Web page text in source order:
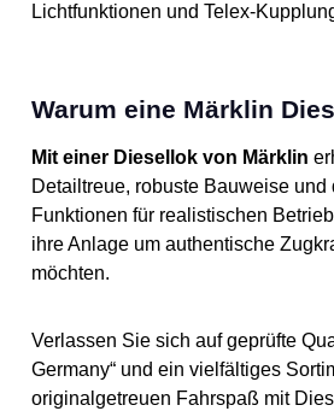
Lichtfunktionen und Telex-
Warum eine Märklin
Mit einer Diesellok von Märklin
Detailtreue, robuste Bauweise und
Funktionen für realistischen
ihre Anlage um authentische
möchten.
Verlassen Sie sich auf geprüfte
Germany“ und ein vielfältiges
originalgetreuen Fahrspaß mit